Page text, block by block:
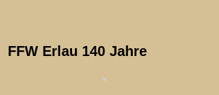
FFW Erlau 140 Jahre